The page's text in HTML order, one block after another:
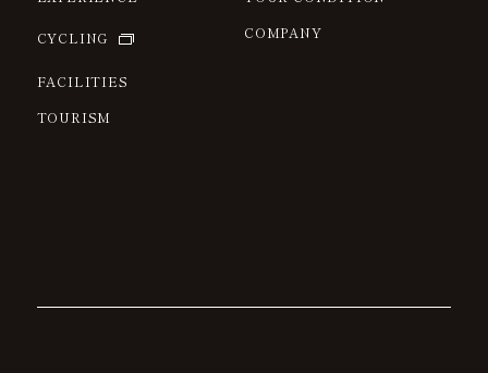
CYCLING
FACILITIES
TOURISM
COMPANY